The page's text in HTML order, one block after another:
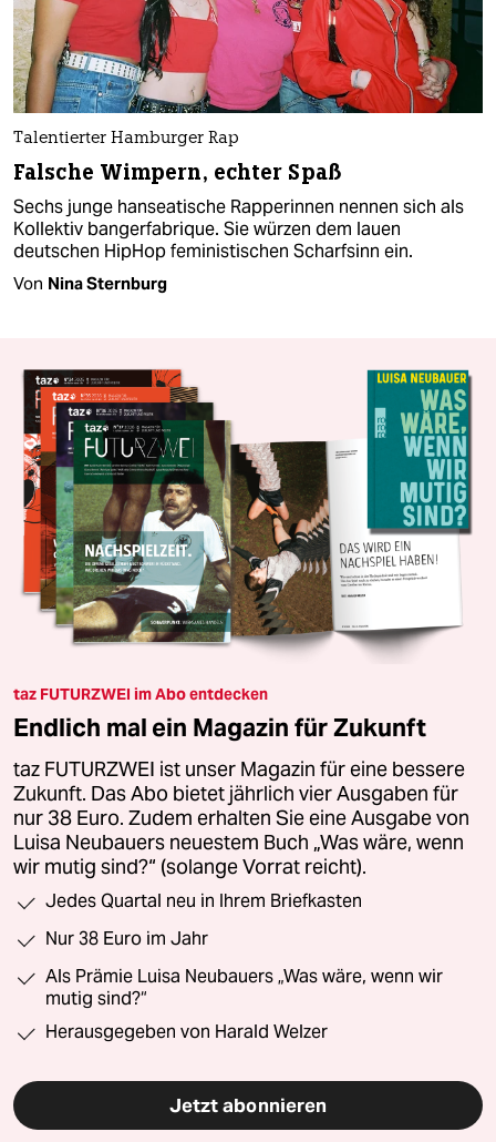
Talentierter Hamburger Rap
Falsche Wimpern, echter Spaß
Sechs junge hanseatische Rapperinnen nennen sich als
Kollektiv bangerfabrique. Sie würzen dem lauen
deutschen HipHop feministischen Scharfsinn ein.
Von Nina Sternburg
taz FUTURZWEI im Abo entdecken
Endlich mal ein Magazin für Zukunft
taz FUTURZWEI ist unser Magazin für eine bessere
Zukunft. Das Abo bietet jährlich vier Ausgaben für
nur 38 Euro. Zudem erhalten Sie eine Ausgabe von
Luisa Neubauers neuestem Buch „Was wäre, wenn
wir mutig sind?“ (solange Vorrat reicht).
Jedes Quartal neu in Ihrem Briefkasten
Nur 38 Euro im Jahr
Als Prämie Luisa Neubauers „Was wäre, wenn wir
mutig sind?“
Herausgegeben von Harald Welzer
Jetzt abonnieren